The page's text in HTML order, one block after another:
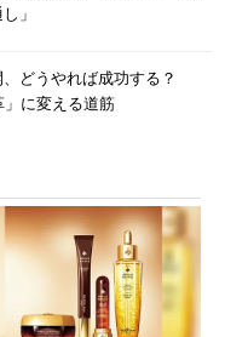
」
、どうやれば成功する？
」に変える道筋